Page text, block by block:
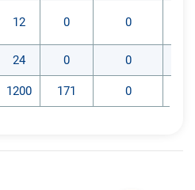
12 0 0
24 0 0
1200 171 0